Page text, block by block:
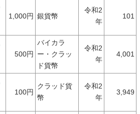
1,000円 銀貨幣
令和2
年
101
500円
バイカラ
ー・クラッ
ド貨幣
令和2
年
4,001
100円
クラッド貨
幣
令和2
年
3,949